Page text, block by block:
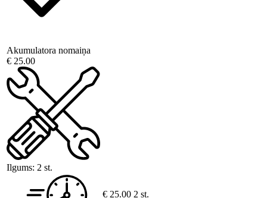
Akumulatora nomaiņa
€ 25.00
Ilgums: 2 st.
€ 25.00 2 st.